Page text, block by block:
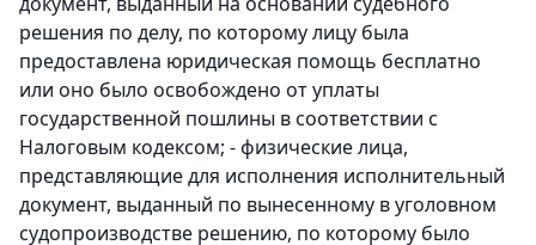
решения по делу, по которому лицу была
предоставлена юридическая помощь бесплатно
или оно было освобождено от уплаты
государственной пошлины в соответствии с
Налоговым кодексом; - физические лица,
представляющие для исполнения исполнительный
документ, выданный по вынесенному в уголовном
судопроизводстве решению, по которому было